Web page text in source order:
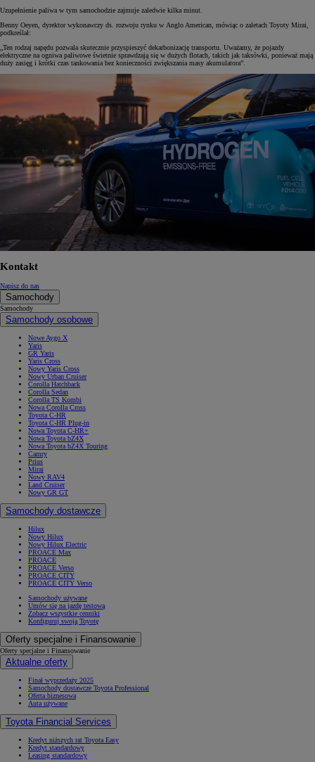
Uzupełnienie paliwa w tym samochodzie zajmuje zaledwie kilka minut.
Benny Oeyen, dyrektor wykonawczy ds. rozwoju rynku w Anglo American, mówiąc o zaletach Toyoty Mirai,
podkreślał:
„Ten rodzaj napędu pozwala skutecznie przyspieszyć dekarbonizację transportu. Uważamy, że pojazdy
elektryczne na ogniwa paliwowe świetnie sprawdzają się w dużych flotach, takich jak taksówki, ponieważ mają
duży zasięg i krótki czas tankowania bez konieczności zwiększania masy akumulatora”.
Kontakt
Napisz do nas
Samochody
Samochody
Samochody osobowe
Nowe Aygo X
Yaris
GR Yaris
Yaris Cross
Nowy Yaris Cross
Nowy Urban Cruiser
Corolla Hatchback
Corolla Sedan
Corolla TS Kombi
Nowa Corolla Cross
Toyota C-HR
Toyota C-HR Plug-in
Nowa Toyota C-HR+
Nowa Toyota bZ4X
Nowa Toyota bZ4X Touring
Camry
Prius
Mirai
Nowy RAV4
Land Cruiser
Nowy GR GT
Samochody dostawcze
Hilux
Nowy Hilux
Nowy Hilux Electric
PROACE Max
PROACE
PROACE Verso
PROACE CITY
PROACE CITY Verso
Samochody używane
Umów się na jazdę testową
Zobacz wszystkie cenniki
Konfiguruj swoją Toyotę
Oferty specjalne i Finansowanie
Oferty specjalne i Finansowanie
Aktualne oferty
Finał wyprzedaży 2025
Samochody dostawcze Toyota Professional
Oferta biznesowa
Auta używane
Toyota Financial Services
Kredyt niższych rat Toyota Easy
Kredyt standardowy
Leasing standardowy